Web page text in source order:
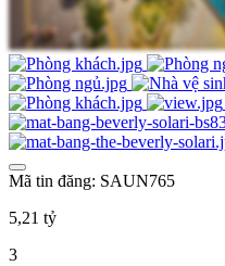
Mã tin đăng: SAUN765
5,21 tỷ
3